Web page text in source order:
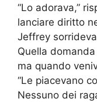
“Lo adorava,”
lanciare diritto
Jeffrey
Quella
ma quando
“Le piacevano
Nessuno dei